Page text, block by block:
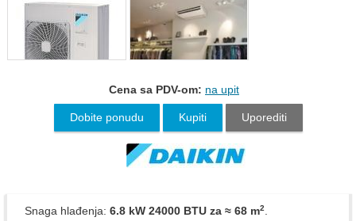
Cena sa PDV-om: na upit
Dobite ponudu Kupiti Uporediti
Snaga hlađenja: 6.8 kW 24000 BTU za ≈ 68 m2.